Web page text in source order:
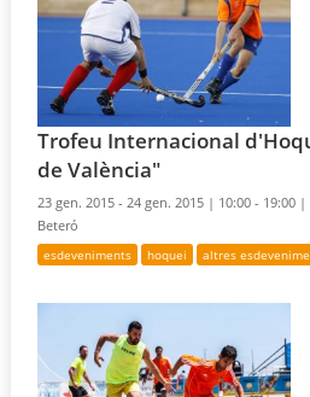
Trofeu Internacional
de València"
23 gen. 2015 - 24 gen. 2015 | 10:00 - 19:00 |
Beteró
esdeveniments hoquei altres